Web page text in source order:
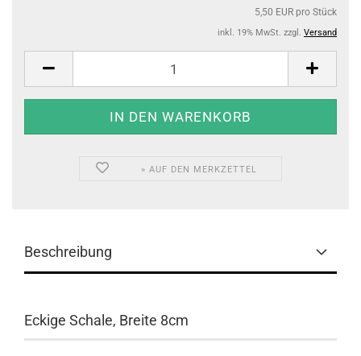
5,50 EUR pro Stück
inkl. 19% MwSt. zzgl. Versand
» AUF DEN MERKZETTEL
Beschreibung
Eckige Schale, Breite 8cm